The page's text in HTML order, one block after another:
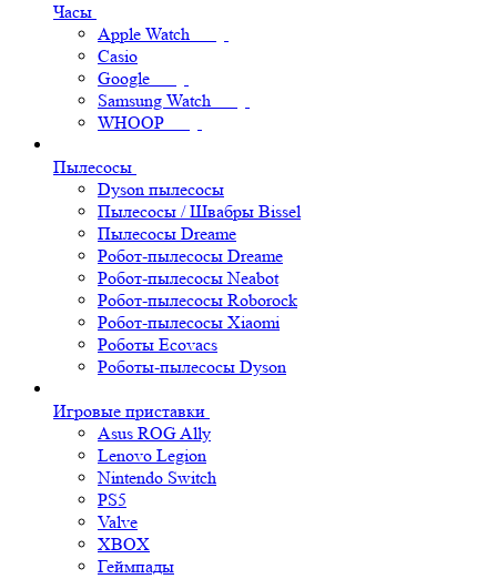
Часы
Apple Watch
Casio
Google
Samsung Watch
WHOOP
Пылесосы
Dyson пылесосы
Пылесосы / Швабры Bissel
Пылесосы Dreame
Робот-пылесосы Dreame
Робот-пылесосы Neabot
Робот-пылесосы Roborock
Робот-пылесосы Xiaomi
Роботы Ecovacs
Роботы-пылесосы Dyson
Игровые приставки
Asus ROG Ally
Lenovo Legion
Nintendo Switch
PS5
Valve
XBOX
Геймпады